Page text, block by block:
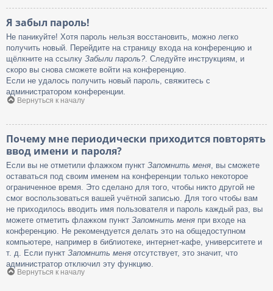
Я забыл пароль!
Не паникуйте! Хотя пароль нельзя восстановить, можно легко
получить новый. Перейдите на страницу входа на конференцию и
щёлкните на ссылку Забыли пароль?. Следуйте инструкциям, и
скоро вы снова сможете войти на конференцию.
Если не удалось получить новый пароль, свяжитесь с
администратором конференции.
Вернуться к началу
Почему мне периодически приходится повторять
ввод имени и пароля?
Если вы не отметили флажком пункт Запомнить меня , вы сможете
оставаться под своим именем на конференции только некоторое
ограниченное время. Это сделано для того, чтобы никто другой не
смог воспользоваться вашей учётной записью. Для того чтобы вам
не приходилось вводить имя пользователя и пароль каждый раз, вы
можете отметить флажком пункт Запомнить меня при входе на
конференцию. Не рекомендуется делать это на общедоступном
компьютере, например в библиотеке, интернет-кафе, университете и
т. д. Если пункт Запомнить меня отсутствует, это значит, что
администратор отключил эту функцию.
Вернуться к началу